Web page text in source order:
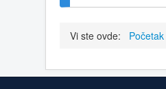
Vi ste ovde: Početak